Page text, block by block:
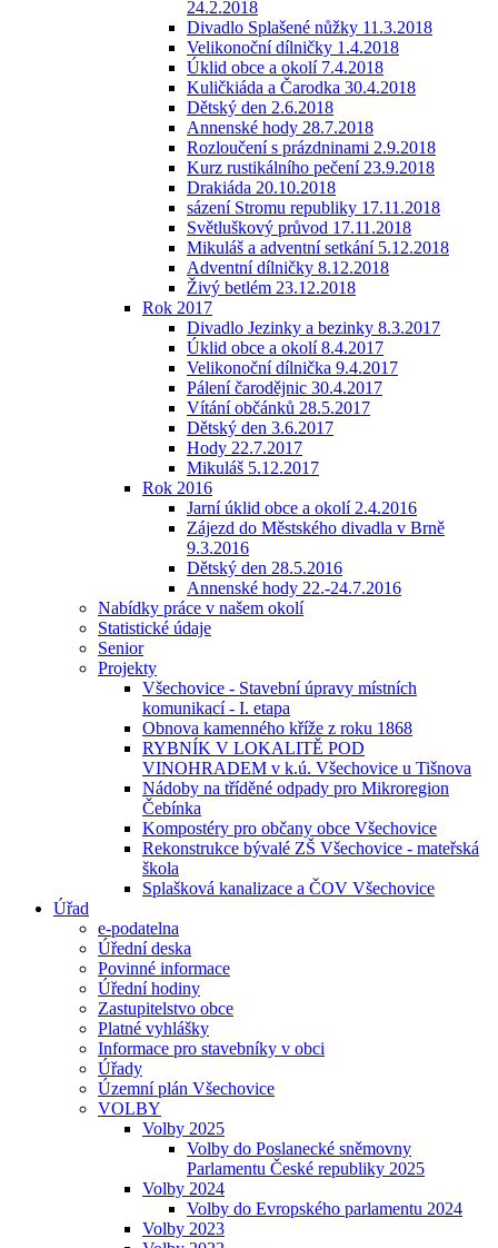
24.2.2018
Divadlo Splašené nůžky 11.3.2018
Velikonoční dílničky 1.4.2018
Úklid obce a okolí 7.4.2018
Kuličkiáda a Čarodka 30.4.2018
Dětský den 2.6.2018
Annenské hody 28.7.2018
Rozloučení s prázdninami 2.9.2018
Kurz rustikálního pečení 23.9.2018
Drakiáda 20.10.2018
sázení Stromu republiky 17.11.2018
Světluškový průvod 17.11.2018
Mikuláš a adventní setkání 5.12.2018
Adventní dílničky 8.12.2018
Živý betlém 23.12.2018
Rok 2017
Divadlo Jezinky a bezinky 8.3.2017
Úklid obce a okolí 8.4.2017
Velikonoční dílnička 9.4.2017
Pálení čarodějnic 30.4.2017
Vítání občánků 28.5.2017
Dětský den 3.6.2017
Hody 22.7.2017
Mikuláš 5.12.2017
Rok 2016
Jarní úklid obce a okolí 2.4.2016
Zájezd do Městského divadla v Brně
9.3.2016
Dětský den 28.5.2016
Annenské hody 22.-24.7.2016
Nabídky práce v našem okolí
Statistické údaje
Senior
Projekty
Všechovice - Stavební úpravy místních
komunikací - I. etapa
Obnova kamenného kříže z roku 1868
RYBNÍK V LOKALITĚ POD
VINOHRADEM v k.ú. Všechovice u Tišnova
Nádoby na tříděné odpady pro Mikroregion
Čebínka
Kompostéry pro občany obce Všechovice
Rekonstrukce bývalé ZŠ Všechovice - mateřská
škola
Splašková kanalizace a ČOV Všechovice
Úřad
e-podatelna
Úřední deska
Povinné informace
Úřední hodiny
Zastupitelstvo obce
Platné vyhlášky
Informace pro stavebníky v obci
Úřady
Územní plán Všechovice
VOLBY
Volby 2025
Volby do Poslanecké sněmovny
Parlamentu České republiky 2025
Volby 2024
Volby do Evropského parlamentu 2024
Volby 2023